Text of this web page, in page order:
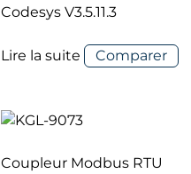
Codesys V3.5.11.3
Lire la suite Comparer
Coupleur Modbus RTU